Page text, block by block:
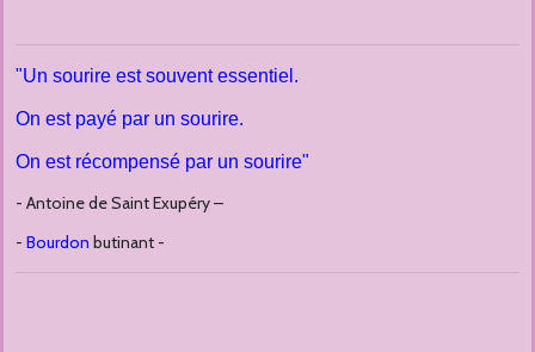
"Un sourire est souvent essentiel.
On est payé par un sourire.
On est récompensé par un sourire"
- Antoine de Saint Exupéry –
- Bourdon butinant -